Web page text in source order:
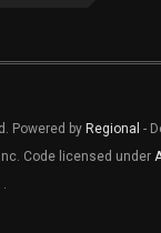
Powered by Regional -
Code licensed under
.